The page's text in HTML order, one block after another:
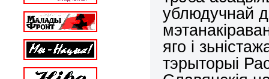
ублюдучнай
яго і
тэрыторыі